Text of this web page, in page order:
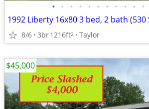
• • • • • • • • • • •
1992 Liberty 16x80 3 bed, 2 bath (530
8/6 3br1216ft2 Taylor
$45,000